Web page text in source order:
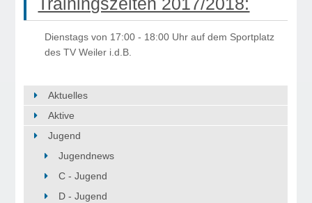
Dienstags von 17:00 - 18:00 Uhr auf dem Sportplatz
des TV Weiler i.d.B.
Aktuelles
Aktive
Jugend
Jugendnews
C - Jugend
D - Jugend